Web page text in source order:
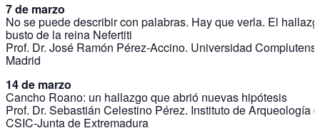
7 de marzo
No se puede describir con palabras. Hay que verla. El
busto de la reina Nefertiti
Prof. Dr. José Ramón Pérez-Accino. Universidad
Madrid
14 de marzo
Cancho Roano: un hallazgo que abrió nuevas hipótesis
Prof. Dr. Sebastián Celestino Pérez. Instituto de Arqueología
CSIC-Junta de Extremadura